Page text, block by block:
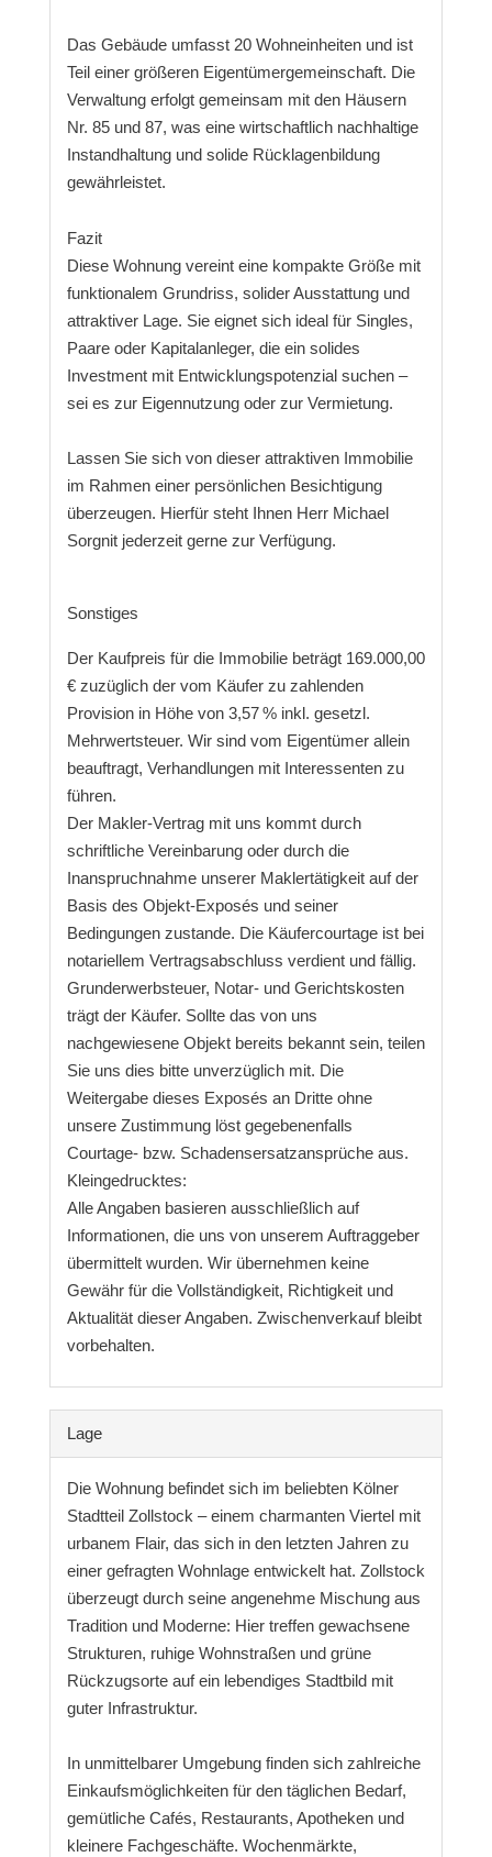
Das Gebäude umfasst 20 Wohneinheiten und ist
Teil einer größeren Eigentümergemeinschaft. Die
Verwaltung erfolgt gemeinsam mit den Häusern
Nr. 85 und 87, was eine wirtschaftlich nachhaltige
Instandhaltung und solide Rücklagenbildung
gewährleistet.
Fazit
Diese Wohnung vereint eine kompakte Größe mit
funktionalem Grundriss, solider Ausstattung und
attraktiver Lage. Sie eignet sich ideal für Singles,
Paare oder Kapitalanleger, die ein solides
Investment mit Entwicklungspotenzial suchen –
sei es zur Eigennutzung oder zur Vermietung.
Lassen Sie sich von dieser attraktiven Immobilie
im Rahmen einer persönlichen Besichtigung
überzeugen. Hierfür steht Ihnen Herr Michael
Sorgnit jederzeit gerne zur Verfügung.
Sonstiges
Der Kaufpreis für die Immobilie beträgt 169.000,00
€ zuzüglich der vom Käufer zu zahlenden
Provision in Höhe von 3,57 % inkl. gesetzl.
Mehrwertsteuer. Wir sind vom Eigentümer allein
beauftragt, Verhandlungen mit Interessenten zu
führen.
Der Makler-Vertrag mit uns kommt durch
schriftliche Vereinbarung oder durch die
Inanspruchnahme unserer Maklertätigkeit auf der
Basis des Objekt-Exposés und seiner
Bedingungen zustande. Die Käufercourtage ist bei
notariellem Vertragsabschluss verdient und fällig.
Grunderwerbsteuer, Notar- und Gerichtskosten
trägt der Käufer. Sollte das von uns
nachgewiesene Objekt bereits bekannt sein, teilen
Sie uns dies bitte unverzüglich mit. Die
Weitergabe dieses Exposés an Dritte ohne
unsere Zustimmung löst gegebenenfalls
Courtage- bzw. Schadensersatzansprüche aus.
Kleingedrucktes:
Alle Angaben basieren ausschließlich auf
Informationen, die uns von unserem Auftraggeber
übermittelt wurden. Wir übernehmen keine
Gewähr für die Vollständigkeit, Richtigkeit und
Aktualität dieser Angaben. Zwischenverkauf bleibt
vorbehalten.
Lage
Die Wohnung befindet sich im beliebten Kölner
Stadtteil Zollstock – einem charmanten Viertel mit
urbanem Flair, das sich in den letzten Jahren zu
einer gefragten Wohnlage entwickelt hat. Zollstock
überzeugt durch seine angenehme Mischung aus
Tradition und Moderne: Hier treffen gewachsene
Strukturen, ruhige Wohnstraßen und grüne
Rückzugsorte auf ein lebendiges Stadtbild mit
guter Infrastruktur.
In unmittelbarer Umgebung finden sich zahlreiche
Einkaufsmöglichkeiten für den täglichen Bedarf,
gemütliche Cafés, Restaurants, Apotheken und
kleinere Fachgeschäfte. Wochenmärkte,